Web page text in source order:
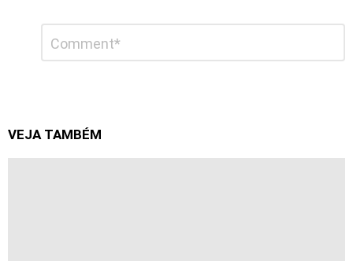
comentário
Comentário
VEJA TAMBÉM